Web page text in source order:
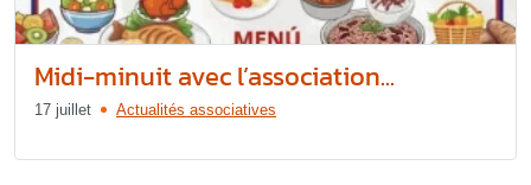
Midi-minuit avec l’association...
17 juillet Actualités associatives